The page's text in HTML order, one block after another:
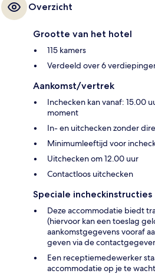
Overzicht
Grootte van het hotel
115 kamers
Verdeeld over 6
Aankomst/vertrek
Inchecken kan vanaf: 15.00
moment
In- en uitchecken zonder
Minimumleeftijd voor
Uitchecken om 12.00 uur
Contactloos uitchecken
Speciale incheckinstructies
Deze accommodatie biedt
(hiervoor kan een toeslag
aankomstgegevens vooraf
geven via de
Een receptiemedewerker
accommodatie op je te